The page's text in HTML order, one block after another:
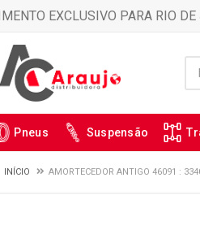
EXCLUSIVO PARA RIO
Pneus Suspensão
INÍCIO AMORTECEDOR ANTIGO 46091 :